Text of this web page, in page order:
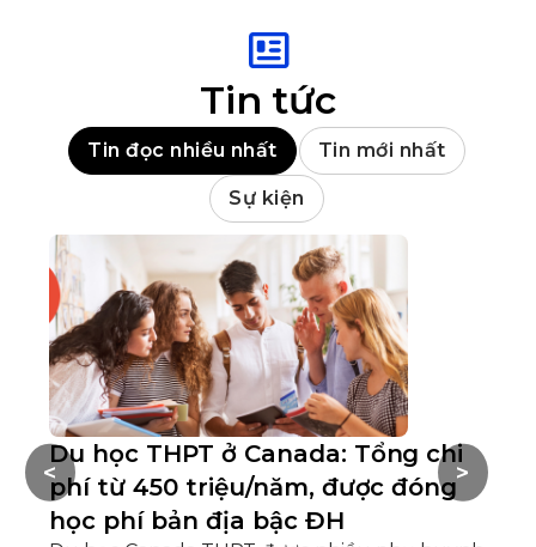
Tin tức
Tin đọc nhiều nhất Tin mới nhất
Sự kiện
Du học THPT ở Canada: Tổng chi
phí từ 450 triệu/năm, được đóng
học phí bản địa bậc ĐH
>
<